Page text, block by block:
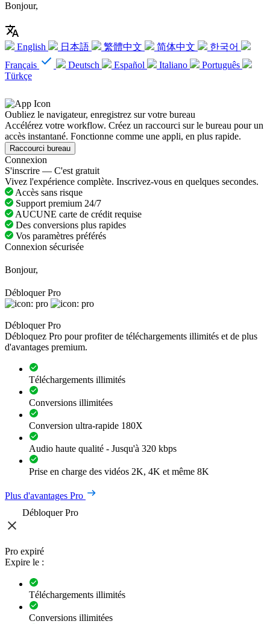
Bonjour,
English 日本語 繁體中文 简体中文
한국어
Français
Deutsch Español Italiano
Português
Türkçe
Oubliez le navigateur, enregistrez sur votre bureau
Accélérez votre workflow. Créez un raccourci sur le bureau pour un
accès instantané. Fonctionne comme une appli, en plus rapide.
Raccourci bureau
Connexion
S'inscrire — C'est gratuit
Vivez l'expérience complète. Inscrivez-vous en quelques secondes.
Accès sans risque
Support premium 24/7
AUCUNE carte de crédit requise
Des conversions plus rapides
Vos paramètres préférés
Connexion sécurisée
Bonjour,
Débloquer Pro
Débloquer Pro
Débloquez Pro pour profiter de téléchargements illimités et de plus
d'avantages premium.
Téléchargements illimités
Conversions illimitées
Conversion ultra-rapide 180X
Audio haute qualité - Jusqu'à 320 kbps
Prise en charge des vidéos 2K, 4K et même 8K
Plus d'avantages Pro
Débloquer Pro
Pro expiré
Expire le :
Téléchargements illimités
Conversions illimitées